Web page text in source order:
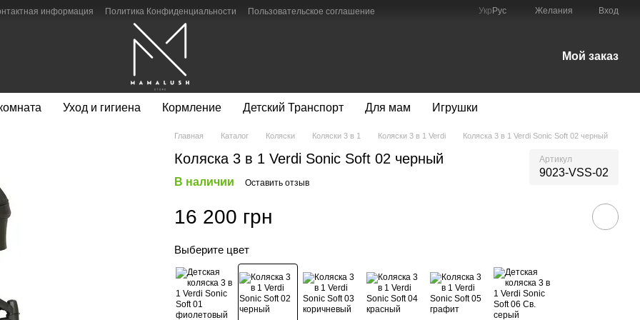
информация Политика Конфиденциальности
Пользовательское соглашение
Укр Рус Желания Вход
Мой заказ
Уход и гигиена Кормление Детский Транспорт Для мам Игрушки
Главная Каталог Коляски Коляски 3 в 1 Коляски 3 в 1 Verdi Коляска 3 в 1 Verdi Sonic Soft 02 черный
Коляска 3 в 1 Verdi Sonic Soft 02 черный Артикул
9023-VSS-02
В наличии Оставить отзыв
16 200 грн
Выберите цвет